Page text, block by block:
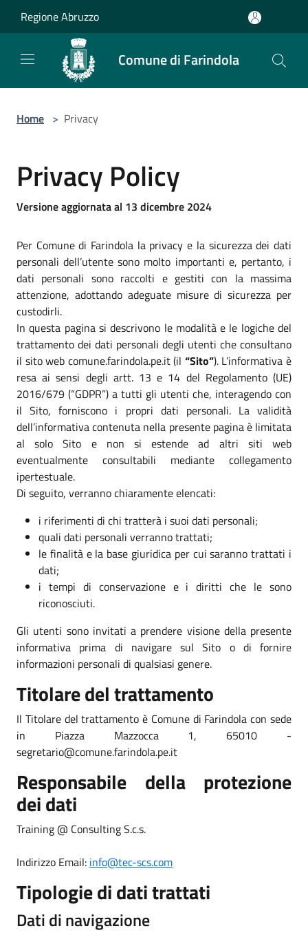
Regione Abruzzo
Comune di Farindola
Home > Privacy
Privacy Policy
Versione aggiornata al 13 dicembre 2024
Per Comune di Farindola la privacy e la sicurezza dei dati
personali dell’utente sono molto importanti e, pertanto, i
dati personali sono raccolti e gestiti con la massima
attenzione, adottando adeguate misure di sicurezza per
custodirli.
In questa pagina si descrivono le modalità e le logiche del
trattamento dei dati personali degli utenti che consultano
il sito web comune.farindola.pe.it (il “Sito”). L’informativa è
resa ai sensi degli artt. 13 e 14 del Regolamento (UE)
2016/679 (“GDPR”) a tutti gli utenti che, interagendo con
il Sito, forniscono i propri dati personali. La validità
dell’informativa contenuta nella presente pagina è limitata
al solo Sito e non si estende ad altri siti web
eventualmente consultabili mediante collegamento
ipertestuale.
Di seguito, verranno chiaramente elencati:
i riferimenti di chi tratterà i suoi dati personali;
quali dati personali verranno trattati;
le finalità e la base giuridica per cui saranno trattati i
dati;
i tempi di conservazione e i diritti che le sono
riconosciuti.
Gli utenti sono invitati a prendere visione della presente
informativa prima di navigare sul Sito o di fornire
informazioni personali di qualsiasi genere.
Titolare del trattamento
Il Titolare del trattamento è Comune di Farindola con sede
in Piazza Mazzocca 1, 65010 -
segretario@comune.farindola.pe.it
Responsabile della protezione
dei dati
Training @ Consulting S.c.s.
Indirizzo Email: info@tec-scs.com
Tipologie di dati trattati
Dati di navigazione